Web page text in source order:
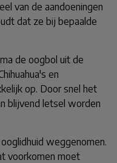
van de aandoeningen
dat ze bij bepaalde
de oogbol uit de
en
op. Door snel het
blijvend letsel worden
weggenomen.
voorkomen moet